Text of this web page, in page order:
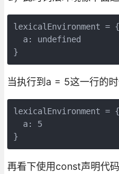
lexicalEnvironment = {
  a: undefined
}
当执行到a = 5这一行的
lexicalEnvironment = {
  a: 5
}
再看下使用const声明代